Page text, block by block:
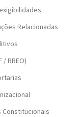
Relacionadas
/ RREO)
Constitucionais